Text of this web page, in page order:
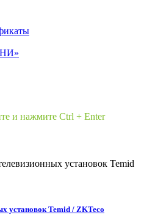
и нажмите Ctrl + Enter
установок Temid / ZKTeco